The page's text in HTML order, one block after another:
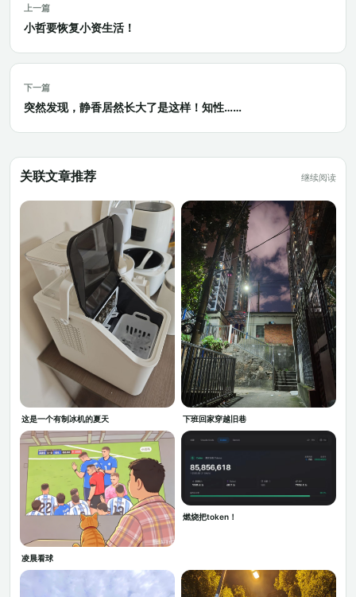
上一篇
小哲要恢复小资生活！
下一篇
突然发现，静香居然长大了是这样！知性……
关联文章推荐 继续阅读
这是一个有制冰机的夏天 下班回家穿越旧巷
凌晨看球
燃烧把token！